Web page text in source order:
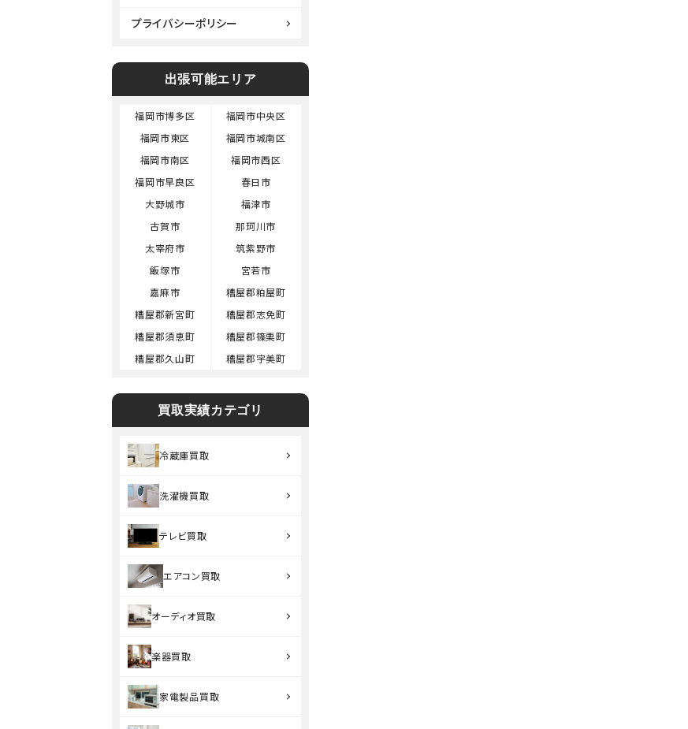
プライバシーポリシー
出張可能エリア
福岡市博多区
福岡市中央区
福岡市東区
福岡市城南区
福岡市南区
福岡市西区
福岡市早良区
春日市
大野城市
福津市
古賀市
那珂川市
太宰府市
筑紫野市
飯塚市
宮若市
嘉麻市
糟屋郡粕屋町
糟屋郡新宮町
糟屋郡志免町
糟屋郡須恵町
糟屋郡篠栗町
糟屋郡久山町
糟屋郡宇美町
買取実績カテゴリ
冷蔵庫買取
洗濯機買取
テレビ買取
エアコン買取
オーディオ買取
楽器買取
家電製品買取